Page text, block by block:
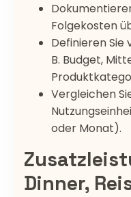
Folgekosten
Definieren Sie
B. Budget,
Vergleichen
oder Monat).
Dinner,